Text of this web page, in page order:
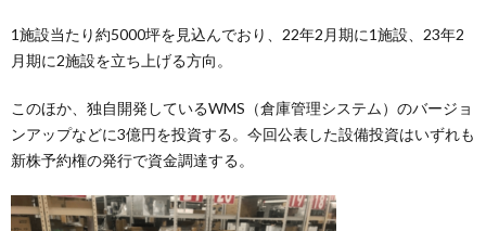
1施設当たり約5000坪を見込んでおり、22年2月期に1施設、23年2
月期に2施設を立ち上げる方向。
このほか、独自開発しているWMS（倉庫管理システム）のバージョ
ンアップなどに3億円を投資する。今回公表した設備投資はいずれも
新株予約権の発行で資金調達する。